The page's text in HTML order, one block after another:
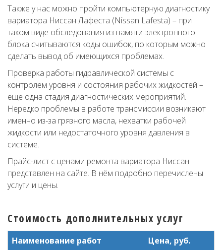
Также у нас можно пройти компьютерную диагностику
вариатора Ниссан Лафеста (Nissan Lafesta) – при
таком виде обследования из памяти электронного
блока считываются коды ошибок, по которым можно
сделать вывод об имеющихся проблемах.
Проверка работы гидравлической системы с
контролем уровня и состояния рабочих жидкостей –
еще одна стадия диагностических мероприятий.
Нередко проблемы в работе трансмиссии возникают
именно из-за грязного масла, нехватки рабочей
жидкости или недостаточного уровня давления в
системе.
Прайс-лист с ценами ремонта вариатора Ниссан
представлен на сайте. В нём подробно перечислены
услуги и цены.
Стоимость дополнительных услуг
Наименование работ
Цена, руб.